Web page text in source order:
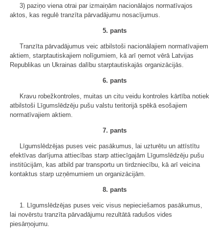
3) paziņo viena otrai par izmaiņām nacionālajos normatīvajos
aktos, kas regulē tranzīta pārvadājumu nosacījumus.
5. pants
Tranzīta pārvadājumus veic atbilstoši nacionālajiem normatīvajiem
aktiem, starptautiskajiem nolīgumiem, kā arī ņemot vērā Latvijas
Republikas un Ukrainas dalību starptautiskajās organizācijās.
6. pants
Kravu robežkontroles, muitas un citu veidu kontroles kārtība notiek
atbilstoši Līgumslēdzēju pušu valstu teritorijā spēkā esošajiem
normatīvajiem aktiem.
7. pants
Līgumslēdzējas puses veic pasākumus, lai uzturētu un attīstītu
efektīvas darījuma attiecības starp attiecīgajām Līgumslēdzēju pušu
institūcijām, kas atbild par transportu un tirdzniecību, kā arī veicina
kontaktus starp uzņēmumiem un organizācijām.
8. pants
1. Līgumslēdzējas puses veic visus nepieciešamos pasākumus,
lai novērstu tranzīta pārvadājumu rezultātā radušos vides
piesārņojumu.